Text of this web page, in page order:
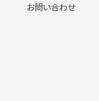
お問い合わせ